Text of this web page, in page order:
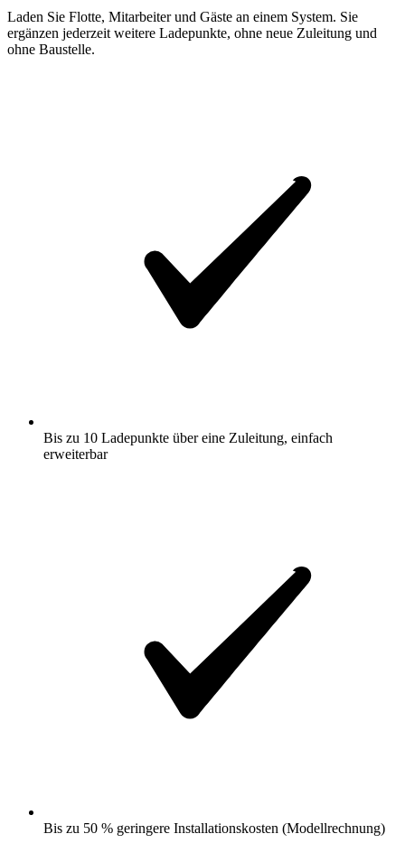
Laden Sie Flotte, Mitarbeiter und Gäste an einem System. Sie
ergänzen jederzeit weitere Ladepunkte, ohne neue Zuleitung und
ohne Baustelle.
Bis zu 10 Ladepunkte über eine Zuleitung, einfach
erweiterbar
Bis zu 50 % geringere Installationskosten (Modellrechnung)